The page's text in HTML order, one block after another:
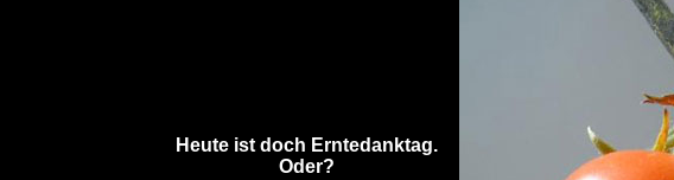
Heute ist doch Erntedanktag.
Oder?